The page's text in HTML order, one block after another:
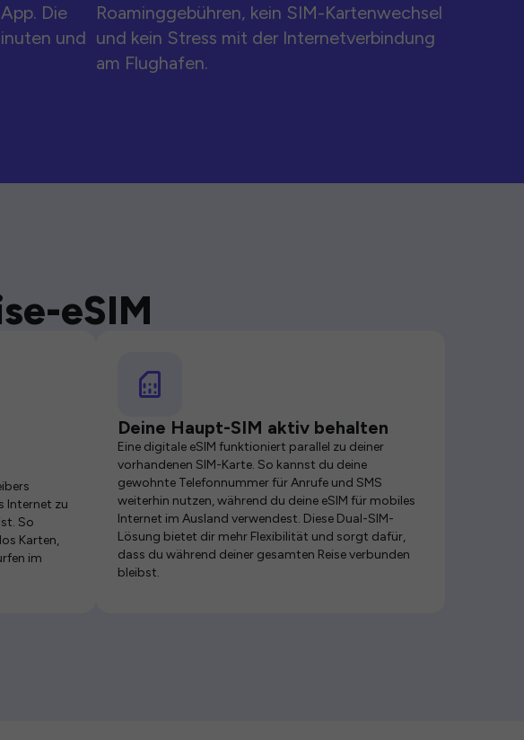
Die
und
Roaminggebühren, kein SIM-Kartenwechsel
und kein Stress mit der Internetverbindung
am Flughafen.
eSIM
Internet zu
So
Karten,
im
Deine Haupt-SIM aktiv behalten
Eine digitale eSIM funktioniert parallel zu deiner
vorhandenen SIM-Karte. So kannst du deine
gewohnte Telefonnummer für Anrufe und SMS
weiterhin nutzen, während du deine eSIM für mobiles
Internet im Ausland verwendest. Diese Dual-SIM-
Lösung bietet dir mehr Flexibilität und sorgt dafür,
dass du während deiner gesamten Reise verbunden
bleibst.